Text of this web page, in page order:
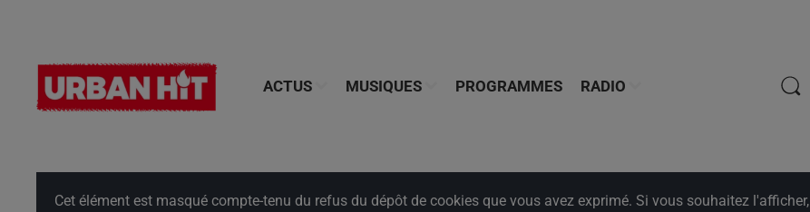
ACTUS MUSIQUES PROGRAMMES RADIO
Cet élément est masqué compte-tenu du refus du dépôt de cookies que vous avez exprimé. Si vous souhaitez l'afficher,